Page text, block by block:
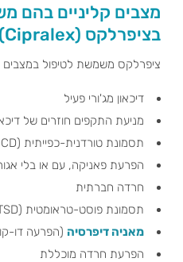
מצבים קליניים בהם
בציפרלקס (Cipralex)?
ציפרלקס משמשת לטיפול במצבים
דיכאון מג'ורי פעיל
מניעת התקפים חוזרים של
תסמונת טורדנית-כפייתית (OCD)
הפרעת פאניקה, עם או בלי
חרדה חברתית
תסמונת פוסט-טראומטית (PTSD)
מאניה דיפרסיה (הפרעה דו-
הפרעת חרדה מוכללת